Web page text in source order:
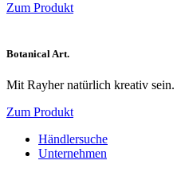
Zum Produkt
Botanical Art.
Mit Rayher natürlich kreativ sein.
Zum Produkt
Händlersuche
Unternehmen